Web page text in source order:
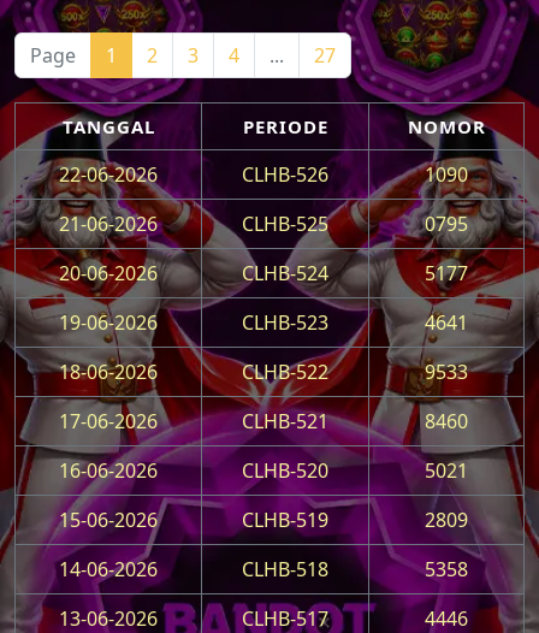
Page 1 2 3 4 ... 27
TANGGAL PERIODE NOMOR
22-06-2026 CLHB-526
1090
21-06-2026
CLHB-525
0795
20-06-2026
CLHB-524
5177
19-06-2026
CLHB-523
4641
18-06-2026
CLHB-522
9533
17-06-2026
CLHB-521
8460
16-06-2026
CLHB-520
5021
15-06-2026
CLHB-519
2809
14-06-2026
CLHB-518
5358
13-06-2026
CLHB-517
4446